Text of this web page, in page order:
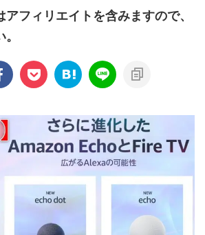
フィリエイトを含みますので、